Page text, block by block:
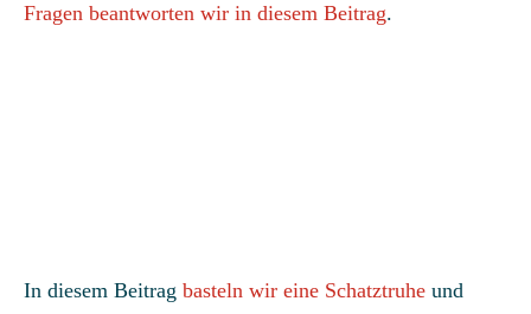
Fragen beantworten wir in diesem Beitrag.
In diesem Beitrag basteln wir eine Schatztruhe und